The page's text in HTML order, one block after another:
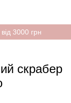
3000 грн
скрабер